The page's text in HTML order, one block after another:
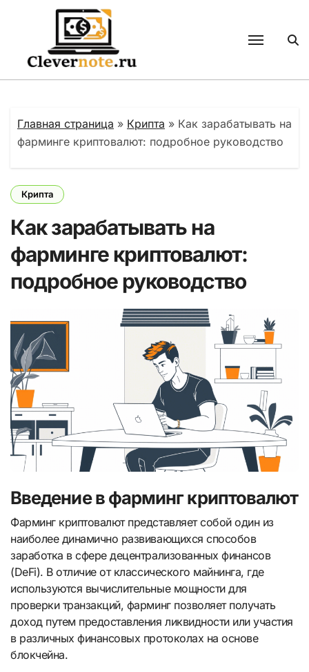
содержанию
Главная страница » Крипта » Как зарабатывать на
фарминге криптовалют: подробное руководство
Крипта
Как зарабатывать на
фарминге криптовалют:
подробное руководство
Введение в фарминг криптовалют
Фарминг криптовалют представляет собой один из
наиболее динамично развивающихся способов
заработка в сфере децентрализованных финансов
(DeFi). В отличие от классического майнинга, где
используются вычислительные мощности для
проверки транзакций, фарминг позволяет получать
доход путем предоставления ликвидности или участия
в различных финансовых протоколах на основе
блокчейна.